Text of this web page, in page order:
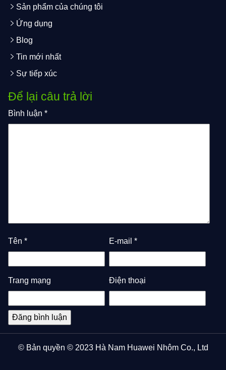
Sản phẩm của chúng tôi
Ứng dụng
Blog
Tin mới nhất
Sự tiếp xúc
Để lại câu trả lời
Bình luận *
Tên * E-mail *
Trang mạng Điện thoại
© Bản quyền © 2023 Hà Nam Huawei Nhôm Co., Ltd